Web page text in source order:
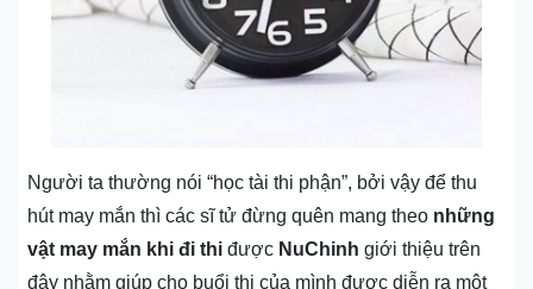
Người ta thường nói “học tài thi phận”, bởi vậy để thu
hút may mắn thì các sĩ tử đừng quên mang theo những
vật may mắn khi đi thi được NuChinh giới thiệu trên
đây nhằm giúp cho buổi thi của mình được diễn ra một